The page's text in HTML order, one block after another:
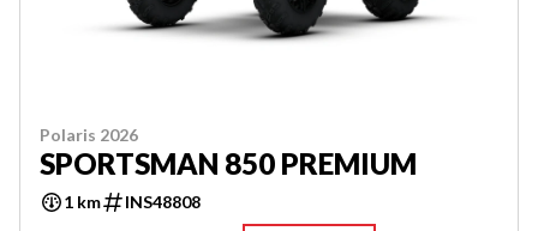
Polaris 2026
SPORTSMAN 850 PREMIUM
1 km
INS48808